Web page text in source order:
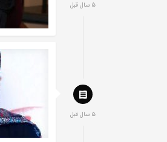
5 سال قبل
5 سال قبل